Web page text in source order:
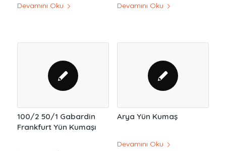
Devamını Oku Devamını Oku
100/2 50/1 Gabardin
Frankfurt Yün Kumaşı
Arya Yün Kumaş
Devamını Oku